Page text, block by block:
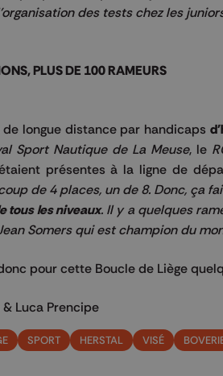
des tests chez les
PLUS DE 100 RAMEURS
longue distance par handicaps
Sport Nautique de La Meuse, le
présentes à la ligne de
de 4 places, un de 8. Donc, ça
tous les niveaux. Il y a quelques
Somers qui est champion du
pour cette Boucle de Liège
Luca Prencipe
SPORT HERSTAL VISÉ